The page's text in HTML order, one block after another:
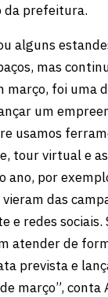
da prefeitura.
alguns
mas
março, foi uma
um
usamos
tour virtual e
ano, por
das
e redes sociais.
atender de
prevista e
março”, conta